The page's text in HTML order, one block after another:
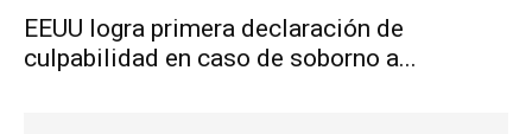
EEUU logra primera declaración de
culpabilidad en caso de soborno a...